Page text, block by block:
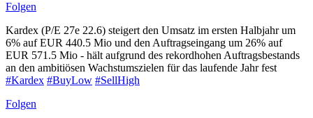
Folgen
Kardex (P/E 27e 22.6) steigert den Umsatz im ersten Halbjahr um
6% auf EUR 440.5 Mio und den Auftragseingang um 26% auf
EUR 571.5 Mio - hält aufgrund des rekordhohen Auftragsbestands
an den ambitiösen Wachstumszielen für das laufende Jahr fest
#Kardex #BuyLow #SellHigh
Folgen